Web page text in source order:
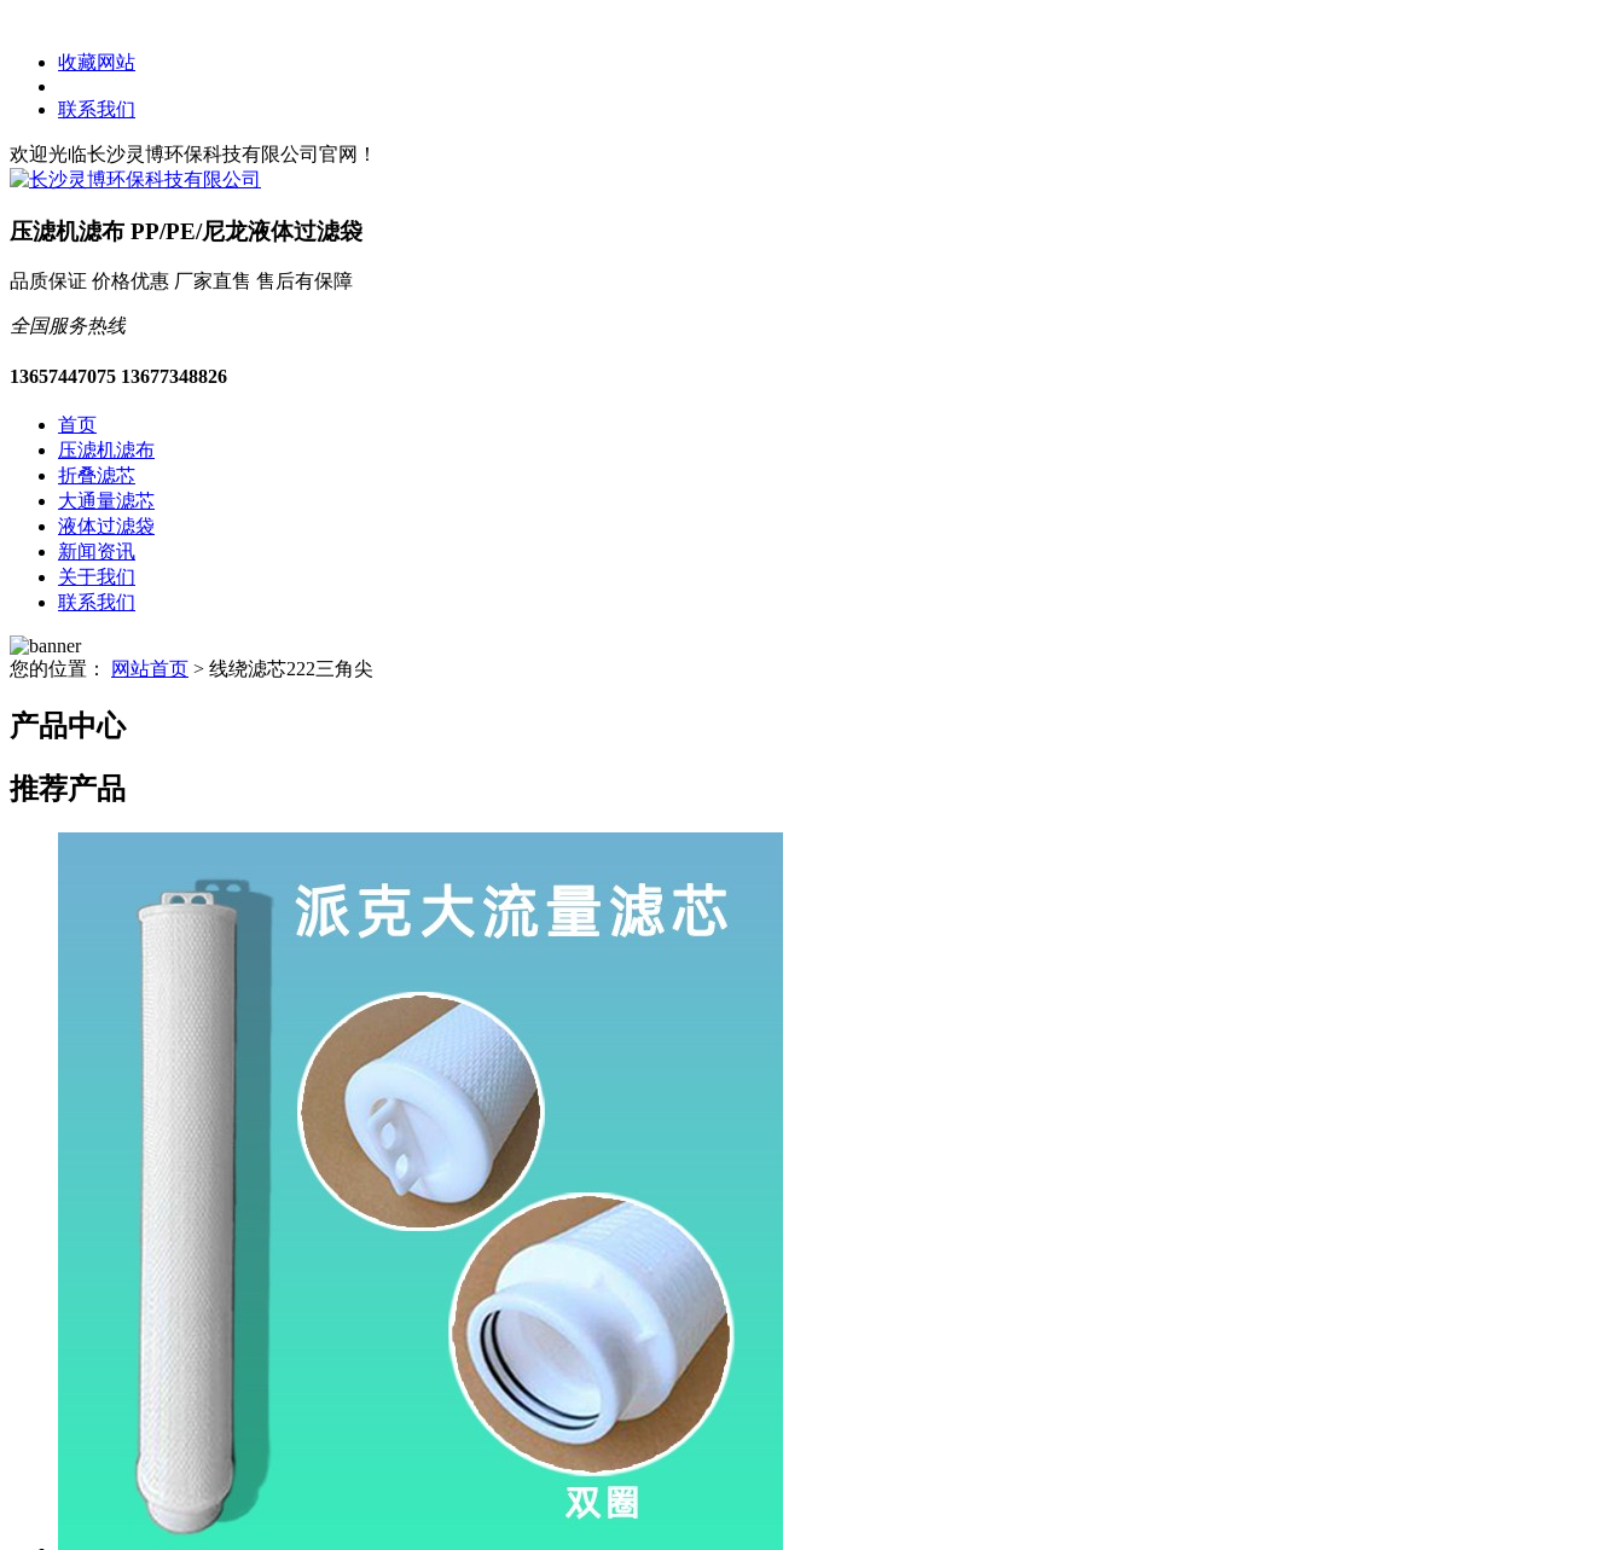
收藏网站
联系我们
欢迎光临长沙灵博环保科技有限公司官网！
压滤机滤布 PP/PE/尼龙液体过滤袋
品质保证 价格优惠 厂家直售 售后有保障
全国服务热线
13657447075 13677348826
首页
压滤机滤布
折叠滤芯
大通量滤芯
液体过滤袋
新闻资讯
关于我们
联系我们
您的位置： 网站首页 > 线绕滤芯222三角尖
产品中心
推荐产品